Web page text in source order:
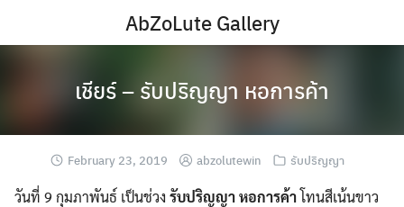
AbZoLute Gallery
เชียร์ – รับปริญญา หอการค้า
February 23, 2019 abzolutewin รับปริญญา
วันที่ 9 กุมภาพันธ์ เป็นช่วง รับปริญญา หอการค้าโทนสีเน้นขาว